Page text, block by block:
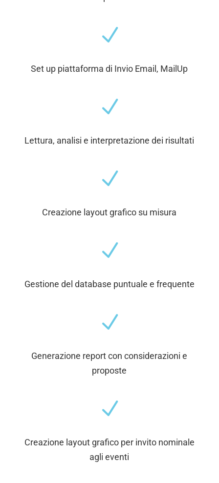
N
Set up piattaforma di Invio Email, MailUp
N
Lettura, analisi e interpretazione dei risultati
N
Creazione layout grafico su misura
N
Gestione del database puntuale e frequente
N
Generazione report con considerazioni e
proposte
N
Creazione layout grafico per invito nominale
agli eventi